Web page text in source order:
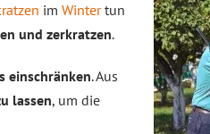
im Wintertun
und zerkratzen.
einschränken. Aus
lassen, um die